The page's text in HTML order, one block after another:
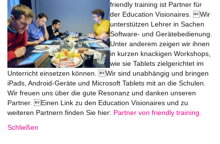
friendly training ist Partner für
der Education Visionaires. Wir
unterstützen Lehrer in Sachen
Software- und Gerätebedienung.
Unter anderem zeigen wir ihnen
in kurzen knackigen Workshops,
wie sie Tablets zielgerichtet im
Unterricht einsetzen können. Wir sind unabhängig und bringen
iPads, Android-Geräte und Microsoft Tablets mit an die Schulen.
Wir freuen uns über die gute Resonanz und danken unseren
Partner. Einen Link zu den Education Visionaires und zu
weiteren Partnern finden Sie hier: Partner von friendly training.
Schließen